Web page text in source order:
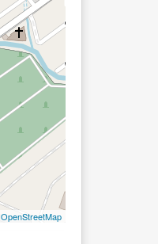
OpenStreetMap